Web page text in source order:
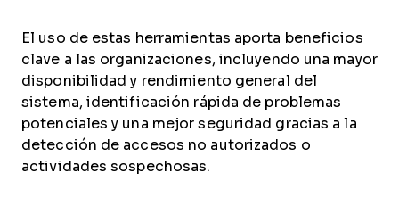
El uso de estas herramientas aporta beneficios
clave a las organizaciones, incluyendo una mayor
disponibilidad y rendimiento general del
sistema, identificación rápida de problemas
potenciales y una mejor seguridad gracias a la
detección de accesos no autorizados o
actividades sospechosas.